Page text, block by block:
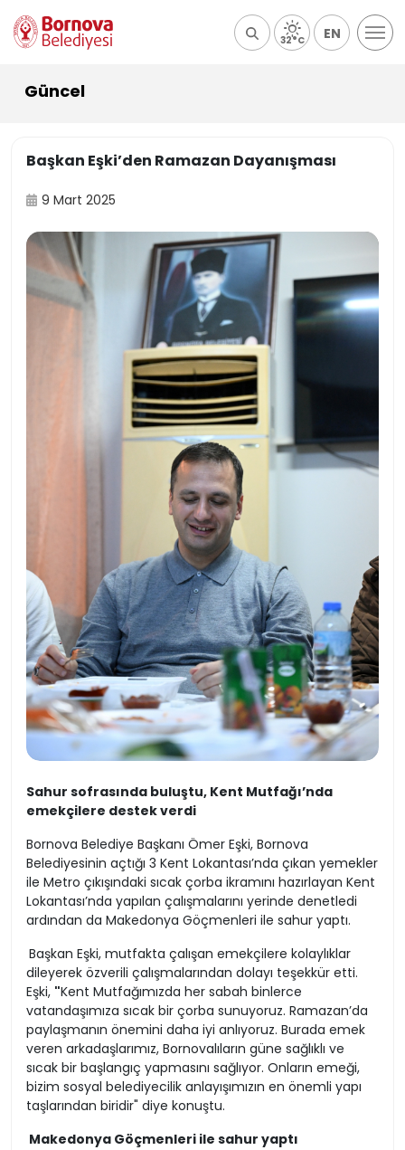
32°C EN
Güncel
Başkan Eşki’den Ramazan Dayanışması
9 Mart 2025
Sahur sofrasında buluştu, Kent Mutfağı’nda
emekçilere destek verdi
Bornova Belediye Başkanı Ömer Eşki, Bornova
Belediyesinin açtığı 3 Kent Lokantası’nda çıkan yemekler
ile Metro çıkışındaki sıcak çorba ikramını hazırlayan Kent
Lokantası’nda yapılan çalışmalarını yerinde denetledi
ardından da Makedonya Göçmenleri ile sahur yaptı.
Başkan Eşki, mutfakta çalışan emekçilere kolaylıklar
dileyerek özverili çalışmalarından dolayı teşekkür etti.
Eşki, "Kent Mutfağımızda her sabah binlerce
vatandaşımıza sıcak bir çorba sunuyoruz. Ramazan’da
paylaşmanın önemini daha iyi anlıyoruz. Burada emek
veren arkadaşlarımız, Bornovalıların güne sağlıklı ve
sıcak bir başlangıç yapmasını sağlıyor. Onların emeği,
bizim sosyal belediyecilik anlayışımızın en önemli yapı
taşlarından biridir" diye konuştu.
Makedonya Göçmenleri ile sahur yaptı